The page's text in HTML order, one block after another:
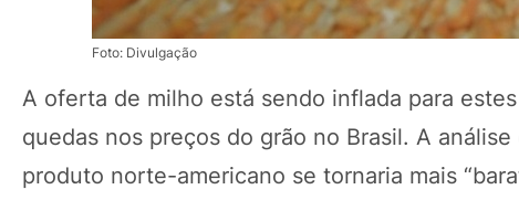
Foto: Divulgação
A oferta de milho está sendo inflada para
quedas nos preços do grão no Brasil. A
produto norte-americano se tornaria mais